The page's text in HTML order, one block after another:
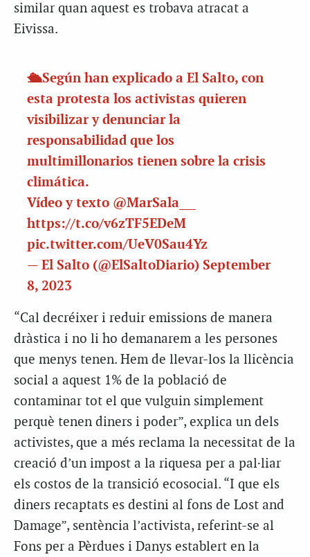
similar quan aquest es trobava atracat a
Eivissa.
🛳Según han explicado a El Salto, con
esta protesta los activistas quieren
visibilizar y denunciar la
responsabilidad que los
multimillonarios tienen sobre la crisis
climática.
Vídeo y texto @MarSala___
https://t.co/v6zTF5EDeM
pic.twitter.com/UeV0Sau4Yz
— El Salto (@ElSaltoDiario) September
8, 2023
“Cal decréixer i reduir emissions de manera
dràstica i no li ho demanarem a les persones
que menys tenen. Hem de llevar-los la llicència
social a aquest 1% de la població de
contaminar tot el que vulguin simplement
perquè tenen diners i poder”, explica un dels
activistes, que a més reclama la necessitat de la
creació d’un impost a la riquesa per a pal·liar
els costos de la transició ecosocial. “I que els
diners recaptats es destini al fons de Lost and
Damage”, sentència l’activista, referint-se al
Fons per a Pèrdues i Danys establert en la